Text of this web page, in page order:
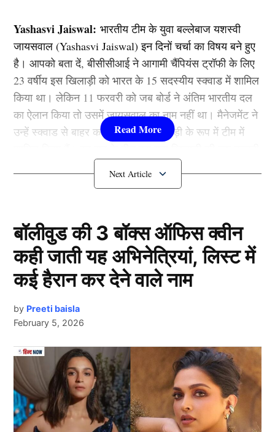
Yashasvi Jaiswal:भारतीय टीम के युवा बल्लेबाज यशस्वी
जायसवाल (Yashasvi Jaiswal) इन दिनों चर्चा का विषय बने हुए
है। आपको बता दें, बीसीसीआई ने आगामी चैंपियंस ट्रॉफी के लिए
23 वर्षीय इस खिलाड़ी को भारत के 15 सदस्यीय स्क्वाड में शामिल
किया था। लेकिन 11 फरवरी को जब बोर्ड ने अंतिम भारतीय दल
का ऐलान किया तो उसमें जायसवाल का नाम नहीं था। मैनेजमेंट ने
उन्हें स्क्वाड से बाहर करते हुए रिजर्व खिलाड़ी के रूप में टीम में
पारी ने सबका ध्यान अपनी ओर खींच लिया हैं। जिसमें उन्होंने
जबरदस्त बल्लेबाजी करते हुए दोहरा शतक जड़ दिया हैं।
Yashasvi Jaiswal ने जड़ा दोहरा शतक
Yashasvi Jaiswal
दरअसल हम जायसवाल की जिस पारी के बारे में बात कर रहे है वो
Next Article
बॉलीवुड की 3 बॉक्स ऑफिस क्वीन
कही जाती यह अभिनेत्रियां, लिस्ट में
कई हैरान कर देने वाले नाम
by Preeti baisla
February 5, 2026